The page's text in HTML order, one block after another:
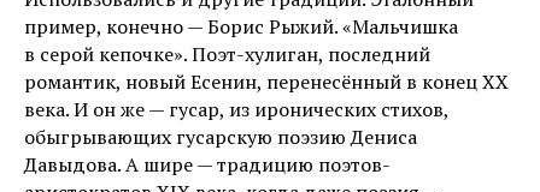
пример, конечно — Борис Рыжий. «Мальчишка
в серой кепочке». Поэт-хулиган, последний
романтик, новый Есенин, перенесённый в конец XX
века. И он же — гусар, из иронических стихов,
обыгрывающих гусарскую поэзию Дениса
Давыдова. А шире — традицию поэтов-